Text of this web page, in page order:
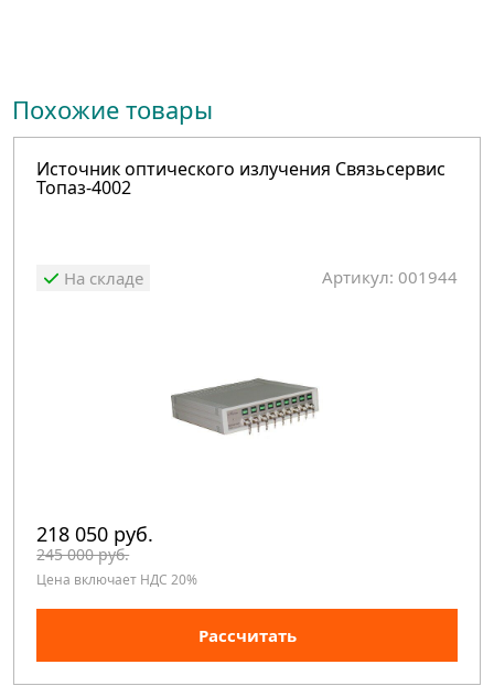
Похожие товары
Источник оптического излучения Связьсервис
Топаз-4002
На складе Артикул: 001944
218 050 руб.
245 000 руб.
Цена включает НДС 20%
Рассчитать